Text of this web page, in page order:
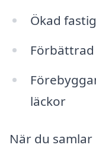
Ökad
läckor
När du